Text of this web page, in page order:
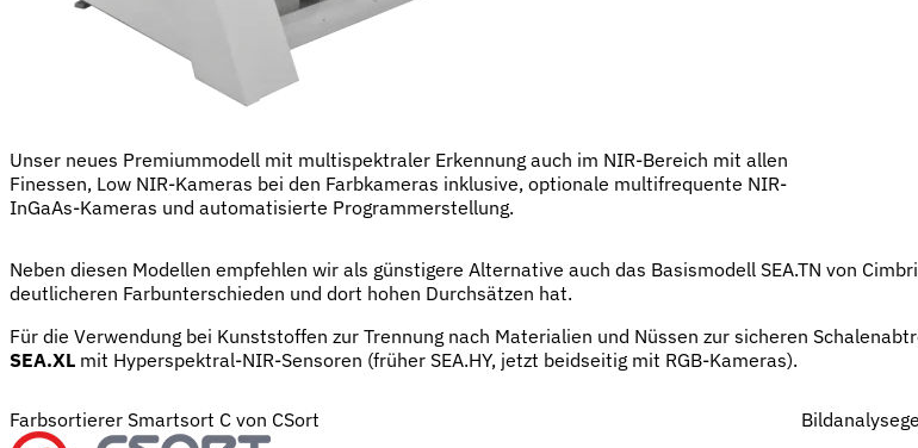
Unser neues Premiummodell mit multispektraler Erkennung auch im NIR-Bereich mit allen
Finessen, Low NIR-Kameras bei den Farbkameras inklusive, optionale multifrequente NIR-
InGaAs-Kameras und automatisierte Programmerstellung.
Neben diesen Modellen empfehlen wir als günstigere Alternative auch das Basismodell SEA.TN von
deutlicheren Farbunterschieden und dort hohen Durchsätzen hat.
Für die Verwendung bei Kunststoffen zur Trennung nach Materialien und Nüssen zur sicheren
SEA.XL mit Hyperspektral-NIR-Sensoren (früher SEA.HY, jetzt beidseitig mit RGB-Kameras).
Farbsortierer Smartsort C von CSort